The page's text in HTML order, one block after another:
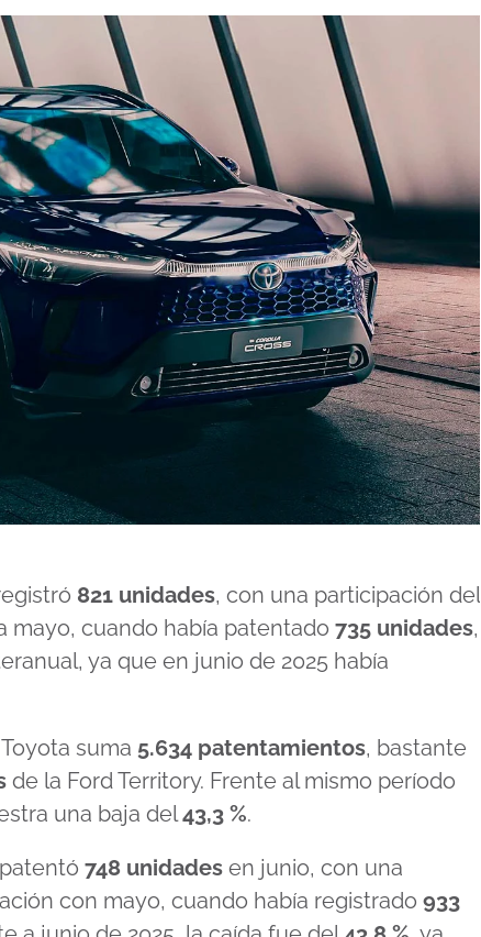
821 unidades, con una participación del
mayo, cuando había patentado 735 unidades,
ya que en junio de 2025 había
suma 5.634 patentamientos, bastante
de la Ford Territory. Frente al mismo período
una baja del43,3 %.
patentó 748 unidades en junio, con una
con mayo, cuando había registrado 933